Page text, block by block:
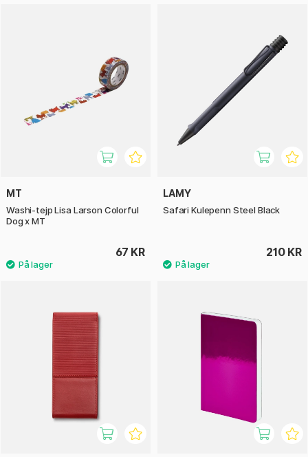
MT
Washi-tejp Lisa Larson Colorful
Dog x MT
67 KR
LAMY
Safari Kulepenn Steel Black
210 KR